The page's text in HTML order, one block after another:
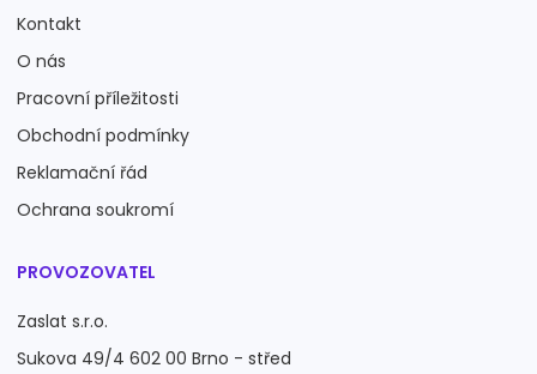
Kontakt
O nás
Pracovní příležitosti
Obchodní podmínky
Reklamační řád
Ochrana soukromí
PROVOZOVATEL
Zaslat s.r.o.
Sukova 49/4 602 00 Brno - střed